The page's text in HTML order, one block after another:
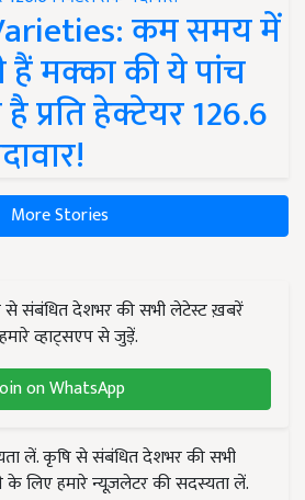
कम समय में
हैं मक्का की ये पांच
प्रति हेक्टेयर 126.6
More Stories
से संबंधित देशभर की सभी लेटेस्ट ख़बरें
व्हाट्सएप से जुड़ें.
on WhatsApp
लें. कृषि से संबंधित देशभर की सभी
लिए हमारे न्यूज़लेटर की सदस्यता लें.